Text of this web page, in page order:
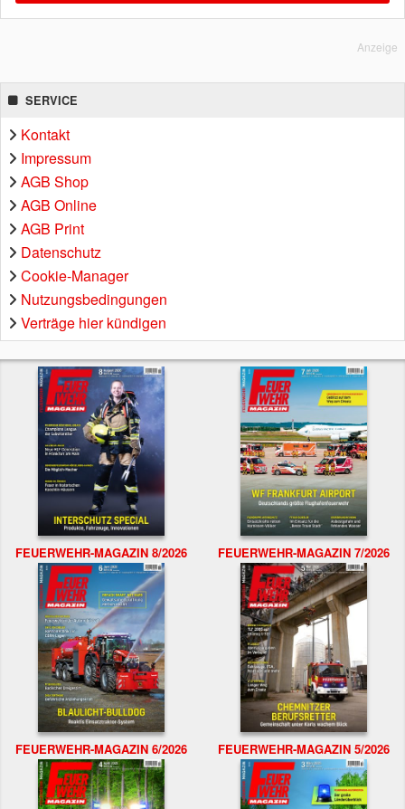
Anzeige
SERVICE
Kontakt
Impressum
AGB Shop
AGB Online
AGB Print
Datenschutz
Cookie-Manager
Nutzungsbedingungen
Verträge hier kündigen
FEUERWEHR-MAGAZIN 8/2026 FEUERWEHR-MAGAZIN 7/2026
FEUERWEHR-MAGAZIN 6/2026 FEUERWEHR-MAGAZIN 5/2026